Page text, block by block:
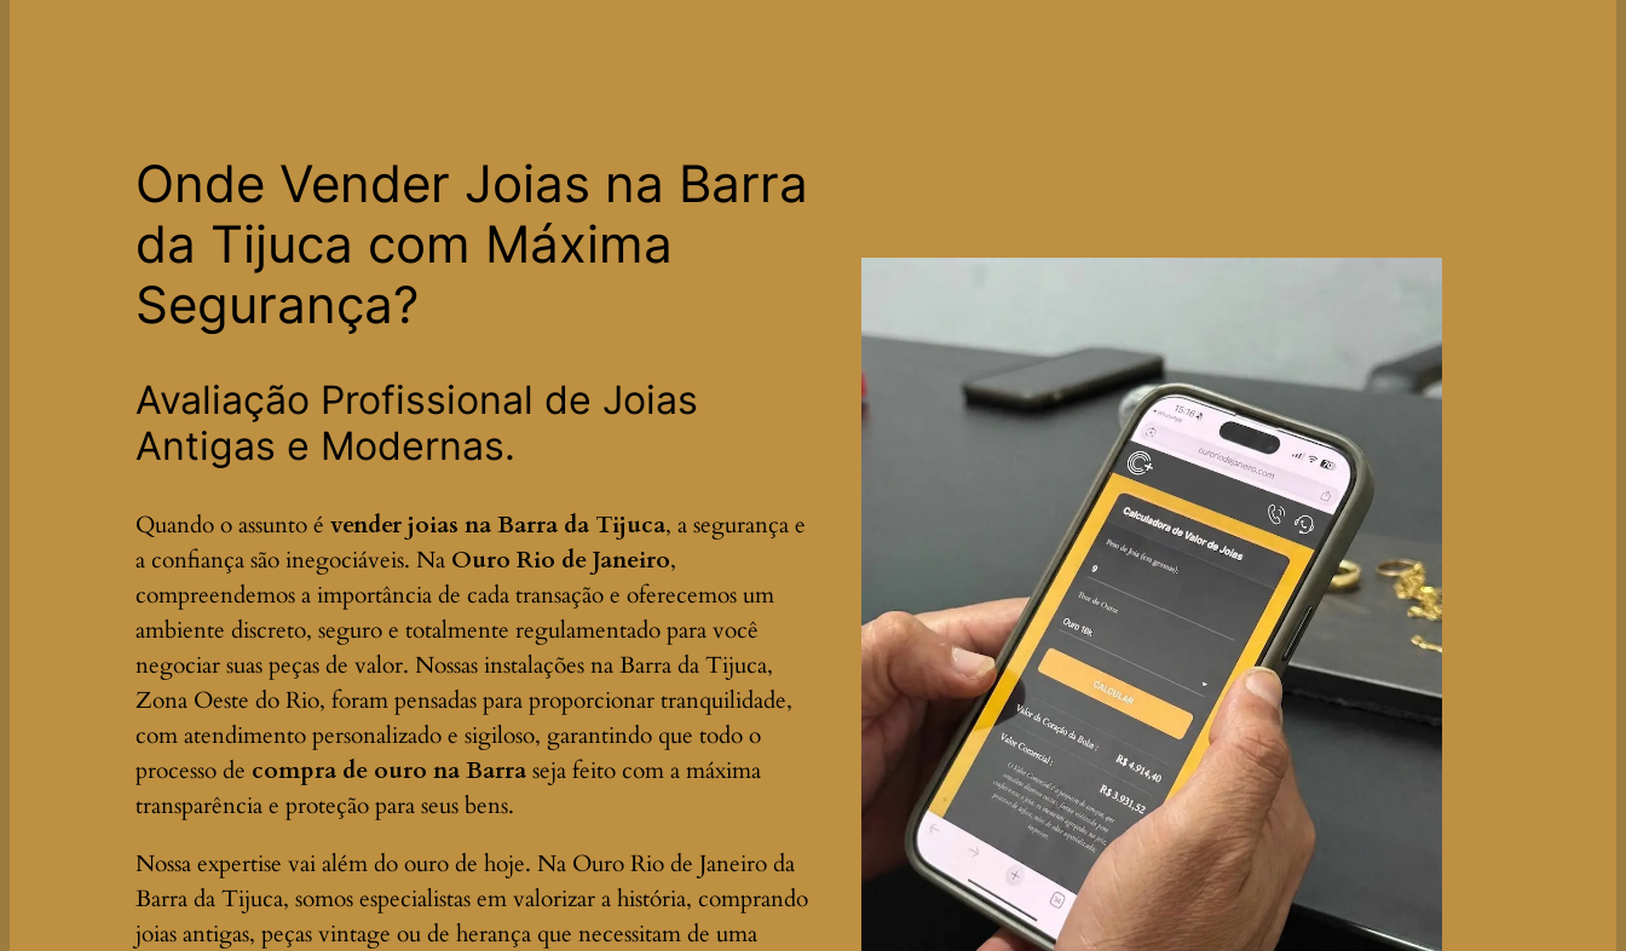
Onde Vender Joias na Barra
da Tijuca com Máxima
Segurança?
Avaliação Profissional de Joias
Antigas e Modernas.
Quando o assunto é vender joias na Barra da Tijuca, a segurança e
a confiança são inegociáveis. Na Ouro Rio de Janeiro,
compreendemos a importância de cada transação e oferecemos um
ambiente discreto, seguro e totalmente regulamentado para você
negociar suas peças de valor. Nossas instalações na Barra da Tijuca,
Zona Oeste do Rio, foram pensadas para proporcionar tranquilidade,
com atendimento personalizado e sigiloso, garantindo que todo o
processo de compra de ouro na Barraseja feito com a máxima
transparência e proteção para seus bens.
Nossa expertise vai além do ouro de hoje. Na Ouro Rio de Janeiro da
Barra da Tijuca, somos especialistas em valorizar a história, comprando
joias antigas, peças vintage ou de herança que necessitam de uma